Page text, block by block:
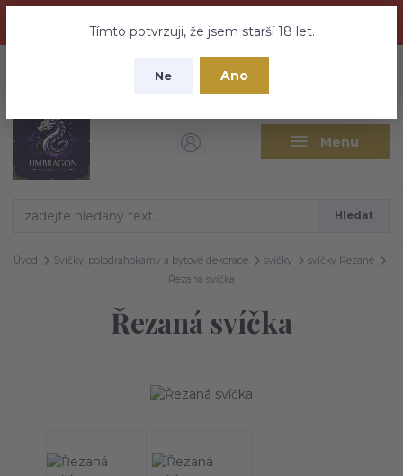
nebuďte vyděšeni zde najdete vše a ještě mnohem víc
Tímto potvrzuji, že jsem starší 18 let.
Ne Ano
Menu
CZK
Hledat
Úvod Svíčky, polodrahokamy a bytové dekorace svíčky
svíčky Řezané
Řezaná svíčka
Řezaná svíčka